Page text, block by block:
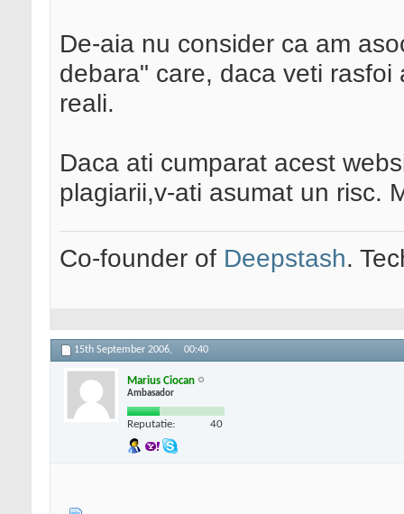
De-aia nu consider ca am
debara" care, daca veti
reali.
Daca ati cumparat acest
plagiarii,v-ati asumat un risc.
Co-founder of Deepstash.
15th September 2006, 00:40
Marius Ciocan
Ambasador
Reputatie: 40